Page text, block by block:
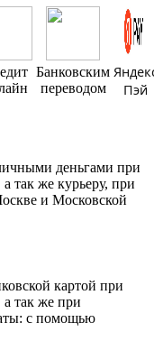
Банковским
переводом
Пэй
деньгами при
так же курьеру, при
и Московской
картой при
а так же при
с помощью